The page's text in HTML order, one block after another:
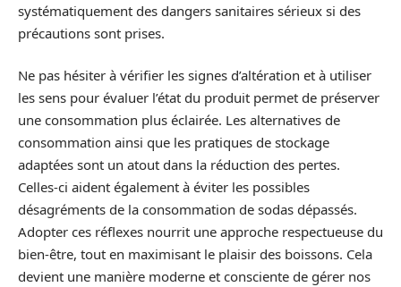
systématiquement des dangers sanitaires sérieux si des
précautions sont prises.
Ne pas hésiter à vérifier les signes d’altération et à utiliser
les sens pour évaluer l’état du produit permet de préserver
une consommation plus éclairée. Les alternatives de
consommation ainsi que les pratiques de stockage
adaptées sont un atout dans la réduction des pertes.
Celles-ci aident également à éviter les possibles
désagréments de la consommation de sodas dépassés.
Adopter ces réflexes nourrit une approche respectueuse du
bien-être, tout en maximisant le plaisir des boissons. Cela
devient une manière moderne et consciente de gérer nos